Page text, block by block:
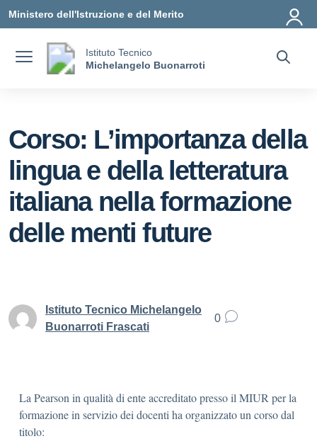
Ministero dell'Istruzione e del Merito
Istituto Tecnico
Michelangelo Buonarroti
Corso: L’importanza della
lingua e della letteratura
italiana nella formazione
delle menti future
Istituto Tecnico Michelangelo
Buonarroti Frascati
0
La Pearson in qualità di ente accreditato presso il MIUR per la
formazione in servizio dei docenti ha organizzato un corso dal
titolo: